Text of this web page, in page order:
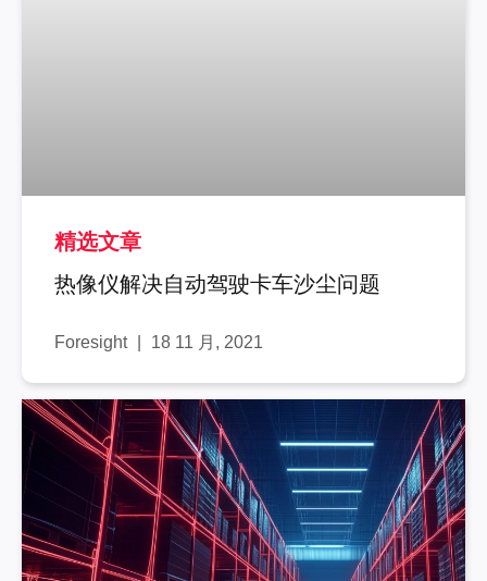
精选文章
热像仪解决自动驾驶卡车沙尘问题
Foresight 18 11 月, 2021